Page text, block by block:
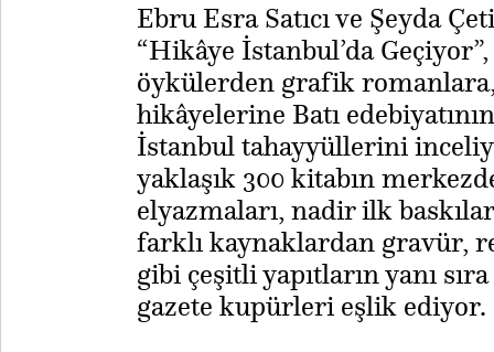
Ebru Esra Satıcı ve Şeyda
“Hikâye İstanbul’da
öykülerden grafik
hikâyelerine Batı
İstanbul tahayyüllerini
yaklaşık 300 kitabın
elyazmaları, nadir ilk
farklı kaynaklardan gravür,
gibi çeşitli yapıtların yanı
gazete kupürleri eşlik ediyor.